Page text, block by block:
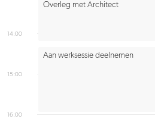
14:00
15:00
16:00
Overleg met Architect
Aan werksessie deelnemen